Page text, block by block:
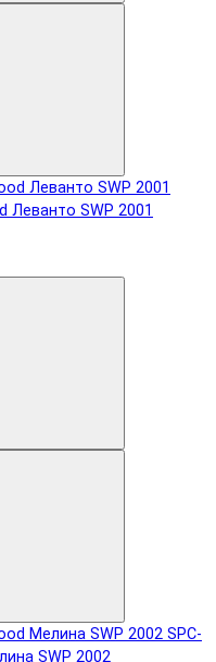
Леванто SWP 2001
SPC-
SWP 2002